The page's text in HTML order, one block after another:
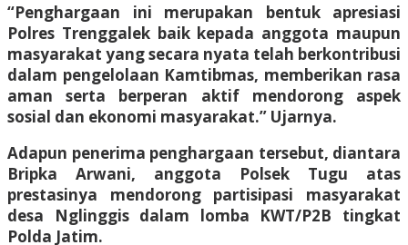
“Penghargaan ini merupakan bentuk apresiasi
Polres Trenggalek baik kepada anggota maupun
masyarakat yang secara nyata telah berkontribusi
dalam pengelolaan Kamtibmas, memberikan rasa
aman serta berperan aktif mendorong aspek
sosial dan ekonomi masyarakat.” Ujarnya.
Adapun penerima penghargaan tersebut, diantara
Bripka Arwani, anggota Polsek Tugu atas
prestasinya mendorong partisipasi masyarakat
desa Nglinggis dalam lomba KWT/P2B tingkat
Polda Jatim.